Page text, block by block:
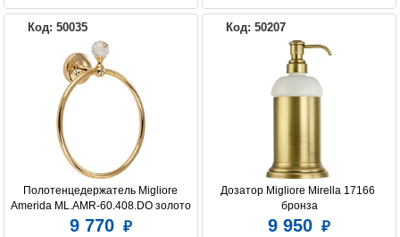
Код: 50035
Полотенцедержатель Migliore
Amerida ML.AMR-60.408.DO золото
9 770
Код: 50207
Дозатор Migliore Mirella 17166
бронза
9 950